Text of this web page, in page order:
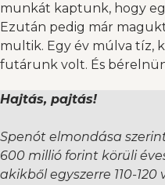
munkát kaptunk, hogy
Ezután pedig már
multik. Egy év múlva tíz,
futárunk volt. És
Hajtás, pajtás!
Spenót elmondása
600 millió forint körüli
akikből egyszerre 110-